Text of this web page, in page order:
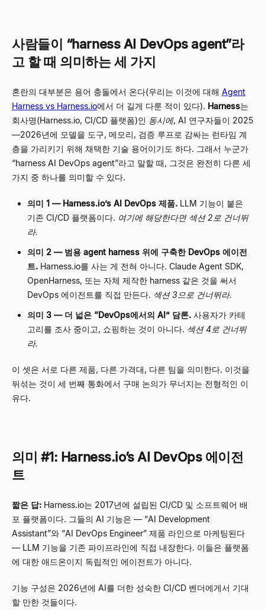
사람들이 “harness AI DevOps agent”라
고 할 때 의미하는 세 가지
혼란의 대부분은 용어 충돌에서 온다(우리는 이것에 대해 Agent
Harness vs Harness.io에서 더 길게 다룬 적이 있다). Harness는
회사명(Harness.io, CI/CD 플랫폼)인 동시에, AI 연구자들이 2025
—2026년에 모델을 도구, 메모리, 검증 루프로 감싸는 런타임 계
층을 가리키기 위해 채택한 기술 용어이기도 하다. 그래서 누군가
“harness AI DevOps agent”라고 말할 때, 그것은 완전히 다른 세
가지 중 하나를 의미할 수 있다.
의미 1 —Harness.io’s AI DevOps 제품. LLM 기능이 붙은
기존 CI/CD 플랫폼이다. 여기에 해당한다면 섹션 2로 건너뛰
라.
의미 2 —범용 agent harness 위에 구축한 DevOps 에이전
트. Harness.io를 사는 게 전혀 아니다. Claude Agent SDK,
OpenHarness, 또는 자체 제작한 harness 같은 것을 써서
DevOps 에이전트를 직접 만든다. 섹션 3으로 건너뛰라.
의미 3 —더 넓은 “DevOps에서의 AI” 담론. 사용자가 카테
고리를 조사 중이고, 쇼핑하는 것이 아니다. 섹션 4로 건너뛰
라.
이 셋은 서로 다른 제품, 다른 가격대, 다른 팀을 의미한다. 이것을
뒤섞는 것이 세 번째 통화에서 구매 논의가 무너지는 전형적인 이
유다.
의미 #1: Harness.io’s AI DevOps 에이전
트
짧은 답: Harness.io는 2017년에 설립된 CI/CD 및 소프트웨어 배
포 플랫폼이다. 그들의 AI 기능은 — “AI Development
Assistant”와 “AI DevOps Engineer” 제품 라인으로 마케팅된다
— LLM 기능을 기존 파이프라인에 직접 내장한다. 이들은 플랫폼
에 대한 애드온이지 독립적인 에이전트가 아니다.
기능 구성은 2026년에 AI를 더한 성숙한 CI/CD 벤더에게서 기대
할 만한 것들이다.